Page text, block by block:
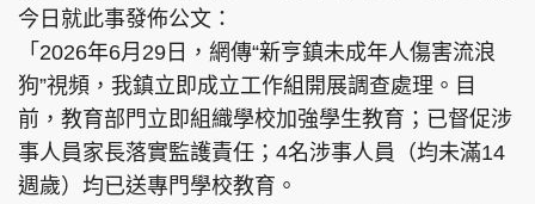
今日就此事發佈公文：
「2026年6月29日，網傳“新亨鎮未成年人傷害流浪
狗”視頻，我鎮立即成立工作組開展調查處理。目
前，教育部門立即組織學校加強學生教育；已督促涉
事人員家長落實監護責任；4名涉事人員（均未滿14
週歲）均已送專門學校教育。